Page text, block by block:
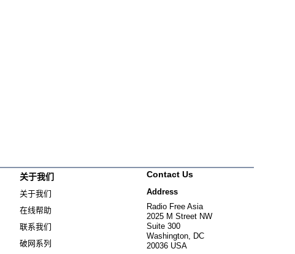
关于我们
关于我们
在线帮助
联系我们
破网系列
Contact Us
Address
Radio Free Asia
2025 M Street NW
Suite 300
Washington, DC
20036 USA